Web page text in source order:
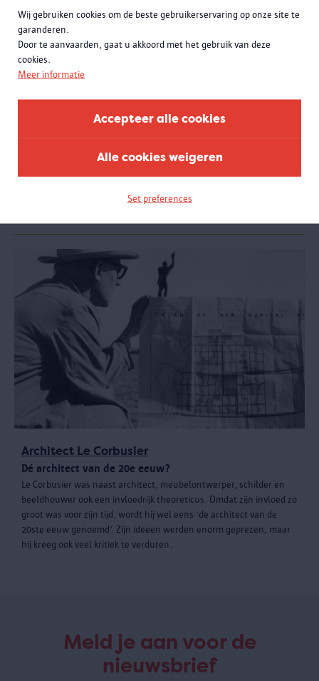
Wij gebruiken cookies om de beste gebruikerservaring op onze site te
garanderen.
Door te aanvaarden, gaat u akkoord met het gebruik van deze
cookies.
Meer informatie
Accepteer alle cookies
Alle cookies weigeren
Set preferences
We call it Riverside but you can call it L.O.
Het MAS werkt voor de expo 'Le Corbusier. Linkeroever -
Chandigarh' nauw samen met mensen en organisaties van
Linkeroever. We maakten onder meer kennis met de twee
Architect Le Corbusier
Dé architect van de 20e eeuw?
Le Corbusier was naast architect, meubelontwerper, schilder en
beeldhouwer ook een invloedrijk theoreticus. Omdat zijn invloed zo
groot was voor zijn tijd, wordt hij wel eens ‘de architect van de
20ste eeuw genoemd’. Zijn ideeën werden enorm geprezen, maar
hij kreeg ook veel kritiek te verduren.
Meld je aan voor de
nieuwsbrief